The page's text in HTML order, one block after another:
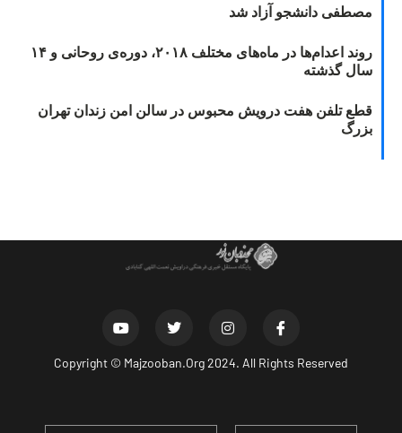
مصطفی دانشجو آزاد شد
روند اعدام‌ها در ماه‌های مختلف ۲۰۱۸، دوره‌ی روحانی و ۱۴
سال گذشته
قطع تلفن هفت درویش محبوس در سالن امن زندان تهران
بزرگ
Copyright © Majzooban.Org2024. All Rights Reserved